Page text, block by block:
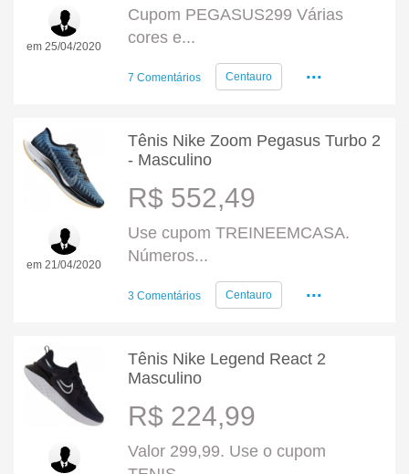
em 25/04/2020
Cupom PEGASUS299 Várias
cores e...
7 Comentários Centauro ...
em 21/04/2020
Tênis Nike Zoom Pegasus Turbo 2
- Masculino
R$ 552,49
Use cupom TREINEEMCASA.
Números...
3 Comentários Centauro ...
Tênis Nike Legend React 2
Masculino
R$ 224,99
Valor 299,99. Use o cupom